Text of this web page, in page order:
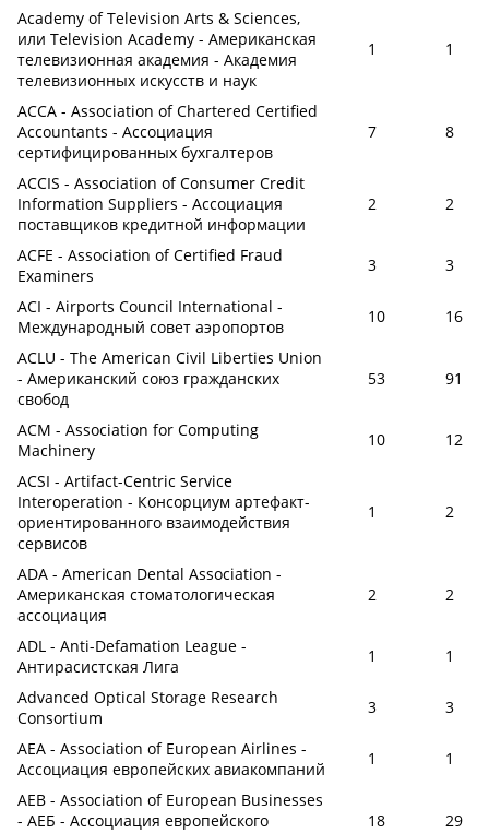
Academy of Television Arts & Sciences,
или Television Academy - Американская
телевизионная академия - Академия
телевизионных искусств и наук
1 1
ACCA - Association of Chartered Certified
Accountants - Ассоциация
сертифицированных бухгалтеров
7 8
ACCIS - Association of Consumer Credit
Information Suppliers - Ассоциация
поставщиков кредитной информации
2 2
ACFE - Association of Certified Fraud
Examiners
3
3
ACI - Airports Council International -
Международный совет аэропортов
10
16
ACLU - The American Civil Liberties Union
- Американский союз гражданских
свобод
53 91
ACM - Association for Computing
Machinery
10
12
ACSI - Artifact-Centric Service
Interoperation - Консорциум артефакт-
ориентированного взаимодействия
сервисов
1 2
ADA - American Dental Association -
Американская стоматологическая
ассоциация
2 2
ADL - Anti-Defamation League -
Антирасистская Лига
1
1
Advanced Optical Storage Research
Consortium
3
3
AEA - Association of European Airlines -
Ассоциация европейских авиакомпаний
1
1
AEB - Association of European Businesses
- АЕБ - Ассоциация европейского
18 29